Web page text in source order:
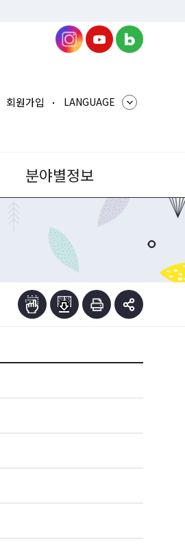
회원가입 LANGUAGE
분야별정보